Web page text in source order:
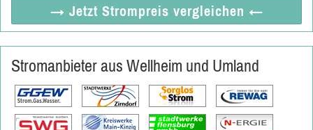
→ Jetzt Strompreis vergleichen ←
Stromanbieter aus Wellheim und Umland